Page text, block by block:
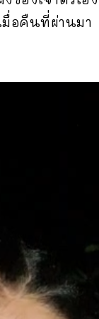
มื่อคืนที่ผ่านมา